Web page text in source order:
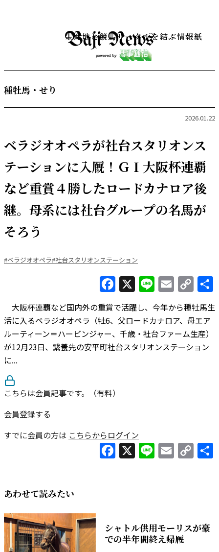
生産地と競馬サークルを結ぶ情報紙
種牡馬・せり
2026.01.22
ベラジオオペラが社台スタリオンス
テーションに入厩！ＧＩ大阪杯連覇
など重賞４勝したロードカナロア後
継。母系には社台グループの名馬が
そろう
#ベラジオオペラ#社台スタリオンステーション
Facebook
X LineEmail
大阪杯連覇など国内外の重賞で活躍し、今年から種牡馬生
活に入るベラジオオペラ（牡6、父ロードカナロア、母エア
ルーティーン＝ハービンジャー、千歳・社台ファーム生産）
が12月23日、繋養先の安平町社台スタリオンステーション
に...
こちらは会員記事です。（有料）
会員登録する
すでに会員の方は こちらからログイン
Facebook
X LineEmail
あわせて読みたい
シャトル供用モーリスが豪
での半年間終え帰厩